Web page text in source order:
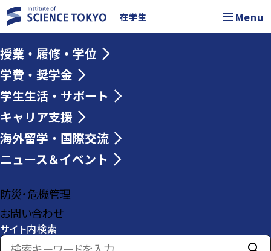
在学生 Menu
授業・履修・学位
学費・奨学金
学生生活・サポート
キャリア支援
海外留学・国際交流
ニュース＆イベント
防災・危機管理
お問い合わせ
サイト内検索